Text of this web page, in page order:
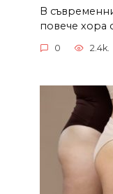
В
повече хора
0 2.4k.